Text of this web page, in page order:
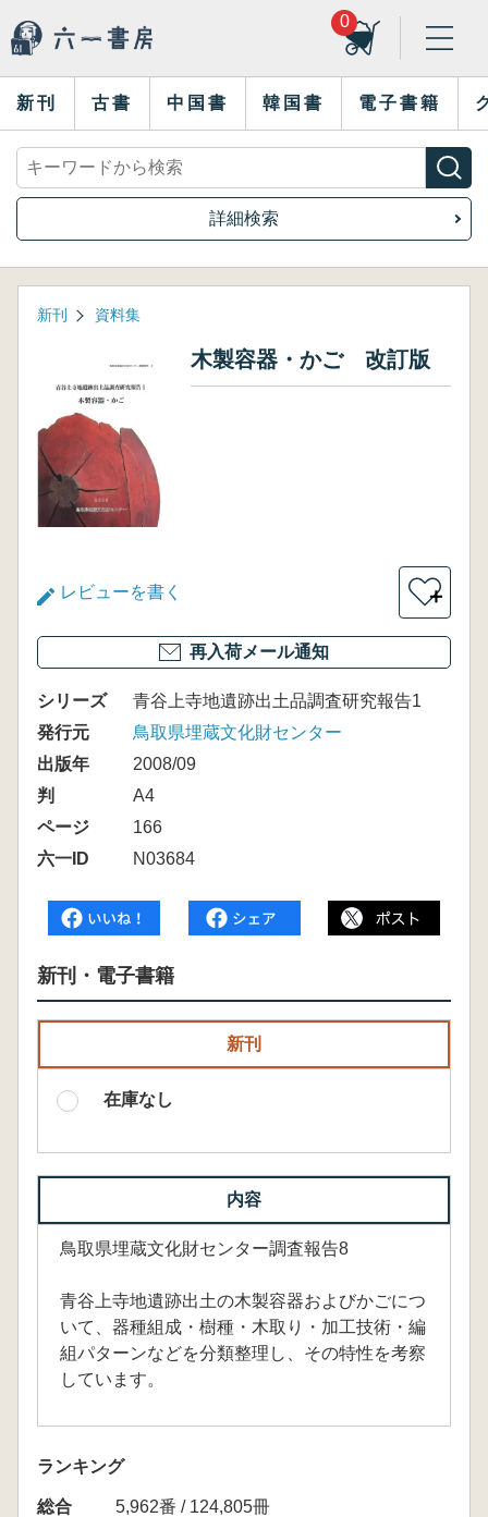
0
新刊 古書 中国書 韓国書 電子書籍
詳細検索
新刊 資料集
木製容器・かご 改訂版
レビューを書く ＋
再入荷メール通知
シリーズ
青谷上寺地遺跡出土品調査研究報告1
発行元
鳥取県埋蔵文化財センター
出版年
2008/09
判
A4
ページ
166
六一ID
N03684
新刊・電子書籍
新刊
在庫なし
内容
鳥取県埋蔵文化財センター調査報告8
青谷上寺地遺跡出土の木製容器およびかごにつ
いて、器種組成・樹種・木取り・加工技術・編
組パターンなどを分類整理し、その特性を考察
しています。
ランキング
総合
5,962番 / 124,805冊